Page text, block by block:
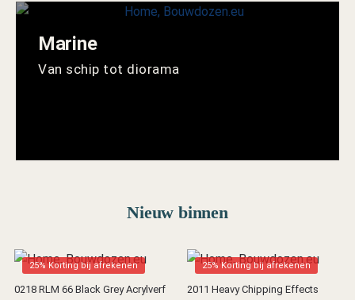
Marine
Van schip tot diorama
Nieuw binnen
25% Korting bij afrekenen
0218 RLM 66 Black Grey Acrylverf
25% Korting bij afrekenen
2011 Heavy Chipping Effects